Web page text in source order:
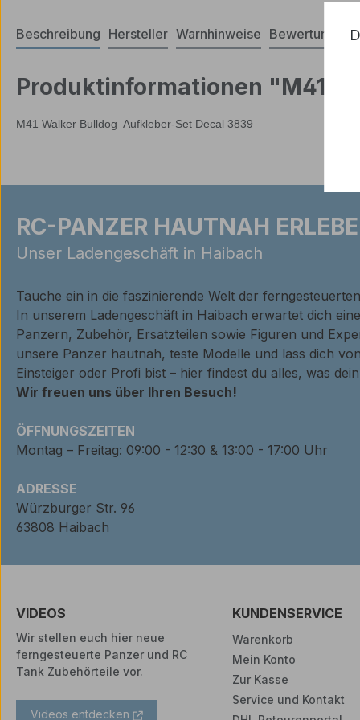
Beschreibung Hersteller Warnhinweise Bewertungen
Produktinformationen "M41
M41 Walker Bulldog Aufkleber-Set Decal 3839
RC-PANZER HAUTNAH
Unser Ladengeschäft in Haibach
Tauche ein in die faszinierende Welt der
In unserem Ladengeschäft in Haibach erwartet dich
Panzern, Zubehör, Ersatzteilen sowie Figuren und
unsere Panzer hautnah, teste Modelle und lass dich
Einsteiger oder Profi bist – hier findest du alles, was
Wir freuen uns über Ihren Besuch!
ÖFFNUNGSZEITEN
Montag – Freitag: 09:00 - 12:30 & 13:00 - 17:00 Uhr
ADRESSE
Würzburger Str. 96
63808 Haibach
VIDEOS
Wir stellen euch hier neue
ferngesteuerte Panzer und RC
Tank Zubehörteile vor.
Videos entdecken
KUNDENSERVICE
Warenkorb
Mein Konto
Zur Kasse
Service und Kontakt